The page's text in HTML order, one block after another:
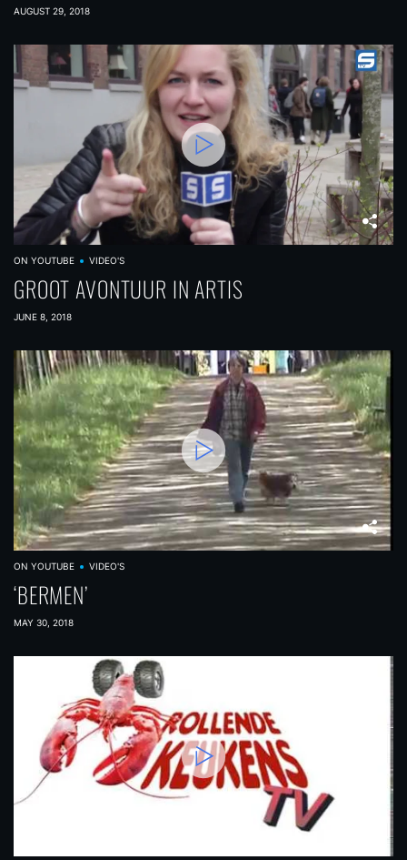
AUGUST 29, 2018
ON YOUTUBE VIDEO'S
GROOT AVONTUUR IN ARTIS
JUNE 8, 2018
ON YOUTUBE VIDEO'S
‘BERMEN’
MAY 30, 2018